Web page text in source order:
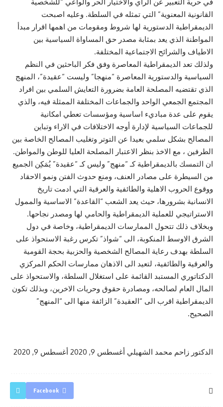
القانونية المعنوية” التي تمثله في السلطة. وعليه اصبحت
الديمقراطية الدستورية لها شروط ومقومات من اهمها اقرار مبدأ
المواطنة الذي يعد بمثابة مصدر حق المساواة السياسية بين
الاطياف والشرائح الاجتماعية المختلفة.
ولذلك تعد الديمقراطية المعاصرة وفق فكر الباحثين في النظم
السياسية والدستورية المعاصرة “منهجا” وليست “عقيدة”، المنهج
الذي تقتضيه المصلحة العامة بضرورة التعايش السلمي بين افراد
المجتمع الجمعي الواحد والجماعات المختلفة الممثلة فيه، والذي
يقوم على عدة مباديء اساسية ومؤسسات تعطي امكانية
للجماعات السياسية لإدارة أوجه الاختلافات في الاراء وتباين
المصالح بشكل سلمي بعيدا عن التوتر وتغليب المصالح الخاصة بين
الطرفين ، مع الاخذ بنظر الاعتبار المصلحة العليا للوطن والمواطن.
ان التمسك بالديمقراطية كـ “منهج” وليس كـ “عقيدة” يُمَكِن الجميع
من السيطرة على مصادر العنف، ومنع حدوث الفتن ونمو الاحقاد
ووقوع الحروب الاهلية والطائفية والعرقية التي ادمت تاريخ
الانسانية بشرورها، حيث يعد الشعب “القاعدة” الاساسية والممول
الاستراتيجي للعملية الديمقراطية والحامي لها ومصدر نجاحها.
وبخلاف ذلك تتحول الممارسات الديمقراطية، وخاصة في دول
الشرق الاوسط المنكوبة، الى “شواذ” تكرس رغبة الاستحواذ على
السلطة بهدف رعاية المصالح الشخصية والحزبية بحجة القومية
والعرقية والطائفية، لتعيد الى الاذهان ممارسات الحكم المركزي
الدكتاتوري المستبد القائمة على استغلال السلطة، والاستحواذ على
المال العام لصالحه، ومصادرة حقوق وحريات الاخرين، وبذلك تكون
الديمقراطية اقرب الى “العقيدة” الزائفة منها الى “المنهج”
الصحيح.
الدكتور زاحم محمد الشهيلي أغسطس 9, 2020 أغسطس 9, 2020
Facebook